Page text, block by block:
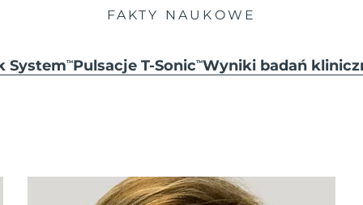
FAKTY NAUKOWE
SystemTMPulsacje T-SonicTMWyniki badań